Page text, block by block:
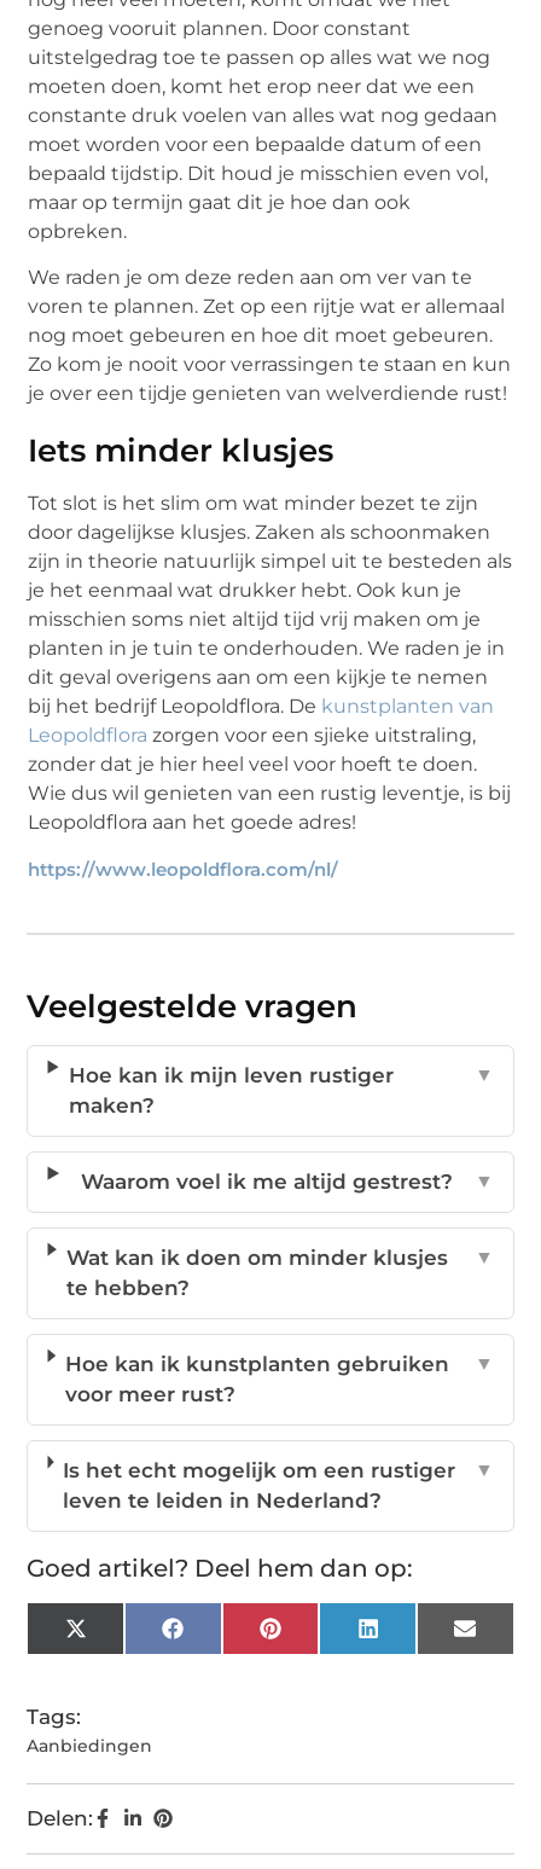
genoeg vooruit plannen. Door constant
uitstelgedrag toe te passen op alles wat we nog
moeten doen, komt het erop neer dat we een
constante druk voelen van alles wat nog gedaan
moet worden voor een bepaalde datum of een
bepaald tijdstip. Dit houd je misschien even vol,
maar op termijn gaat dit je hoe dan ook
opbreken.
We raden je om deze reden aan om ver van te
voren te plannen. Zet op een rijtje wat er allemaal
nog moet gebeuren en hoe dit moet gebeuren.
Zo kom je nooit voor verrassingen te staan en kun
je over een tijdje genieten van welverdiende rust!
Iets minder klusjes
Tot slot is het slim om wat minder bezet te zijn
door dagelijkse klusjes. Zaken als schoonmaken
zijn in theorie natuurlijk simpel uit te besteden als
je het eenmaal wat drukker hebt. Ook kun je
misschien soms niet altijd tijd vrij maken om je
planten in je tuin te onderhouden. We raden je in
dit geval overigens aan om een kijkje te nemen
bij het bedrijf Leopoldflora. De kunstplanten van
Leopoldflora zorgen voor een sjieke uitstraling,
zonder dat je hier heel veel voor hoeft te doen.
Wie dus wil genieten van een rustig leventje, is bij
Leopoldflora aan het goede adres!
https://www.leopoldflora.com/nl/
Veelgestelde vragen
Hoe kan ik mijn leven rustiger
maken?
▼
Waarom voel ik me altijd gestrest? ▼
Wat kan ik doen om minder klusjes
te hebben?
▼
Hoe kan ik kunstplanten gebruiken
voor meer rust?
▼
Is het echt mogelijk om een rustiger
leven te leiden in Nederland?
▼
Goed artikel? Deel hem dan op:
X
(Twitter)
FacebookPinterest LinkedIn Email
Tags:
Aanbiedingen
Delen: